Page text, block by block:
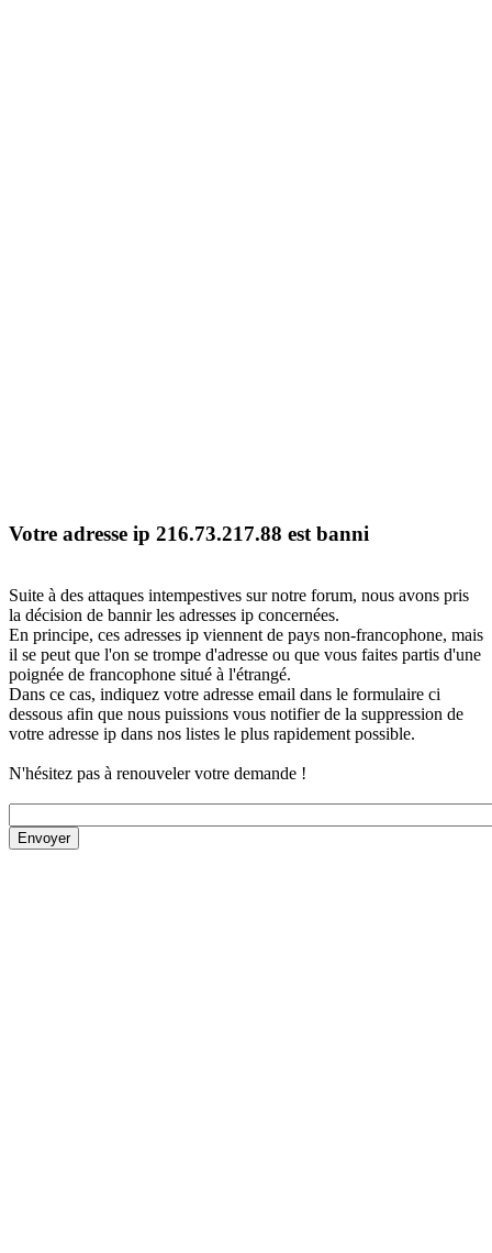
Votre adresse ip 216.73.217.88 est banni
Suite à des attaques intempestives sur notre forum, nous avons pris
la décision de bannir les adresses ip concernées.
En principe, ces adresses ip viennent de pays non-francophone, mais
il se peut que l'on se trompe d'adresse ou que vous faites partis d'une
poignée de francophone situé à l'étrangé.
Dans ce cas, indiquez votre adresse email dans le formulaire ci
dessous afin que nous puissions vous notifier de la suppression de
votre adresse ip dans nos listes le plus rapidement possible.
N'hésitez pas à renouveler votre demande !